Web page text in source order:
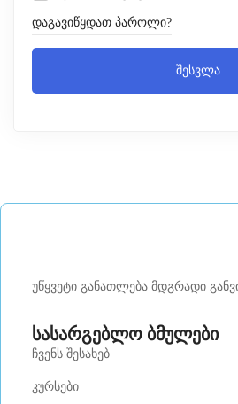
დაგავიწყდათ პაროლი?
შესვლა
უწყვეტი განათლება მდგრადი
სასარგებლო ბმულები
ჩვენს შესახებ
კურსები